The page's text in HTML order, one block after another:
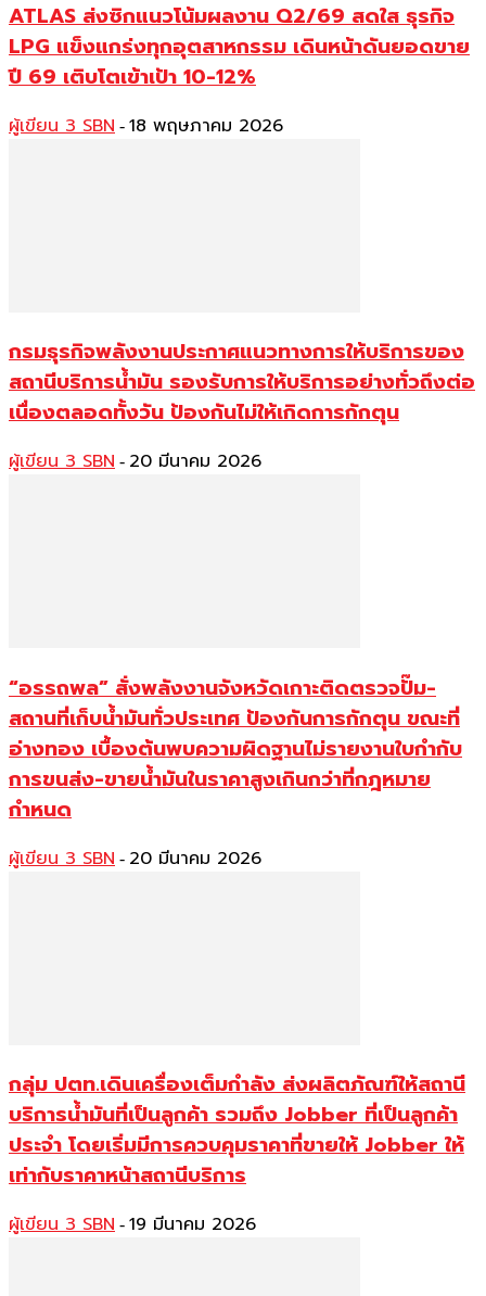
ATLAS ส่งซิกแนวโน้มผลงาน Q2/69 สดใส ธุรกิจ
LPG แข็งแกร่งทุกอุตสาหกรรม เดินหน้าดันยอดขาย
ปี 69 เติบโตเข้าเป้า 10-12%
ผู้เขียน 3 SBN - 18 พฤษภาคม 2026
กรมธุรกิจพลังงานประกาศแนวทางการให้บริการของ
สถานีบริการน้ำมัน รองรับการให้บริการอย่างทั่วถึงต่อ
เนื่องตลอดทั้งวัน ป้องกันไม่ให้เกิดการกักตุน
ผู้เขียน 3 SBN - 20 มีนาคม 2026
“อรรถพล” สั่งพลังงานจังหวัดเกาะติดตรวจปั๊ม-
สถานที่เก็บน้ำมันทั่วประเทศ ป้องกันการกักตุน ขณะที่
อ่างทอง เบื้องต้นพบความผิดฐานไม่รายงานใบกำกับ
การขนส่ง-ขายน้ำมันในราคาสูงเกินกว่าที่กฎหมาย
กำหนด
ผู้เขียน 3 SBN - 20 มีนาคม 2026
กลุ่ม ปตท.เดินเครื่องเต็มกำลัง ส่งผลิตภัณฑ์ให้สถานี
บริการน้ำมันที่เป็นลูกค้า รวมถึง Jobber ที่เป็นลูกค้า
ประจำ โดยเริ่มมีการควบคุมราคาที่ขายให้ Jobber ให้
เท่ากับราคาหน้าสถานีบริการ
ผู้เขียน 3 SBN - 19 มีนาคม 2026